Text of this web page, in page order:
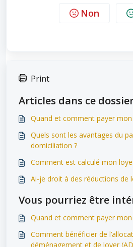
Non
Print
Articles dans ce
Quand et comment payer mon
Quels sont les avantages du
domiciliation ?
Comment est calculé mon
Ai-je droit à des réductions de
Vous pourriez être
Quand et comment payer mon
Comment bénéficier de
déménagement et de loyer